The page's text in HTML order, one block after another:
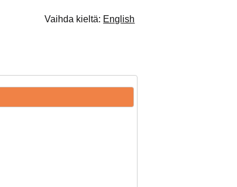
Vaihda kieltä: English